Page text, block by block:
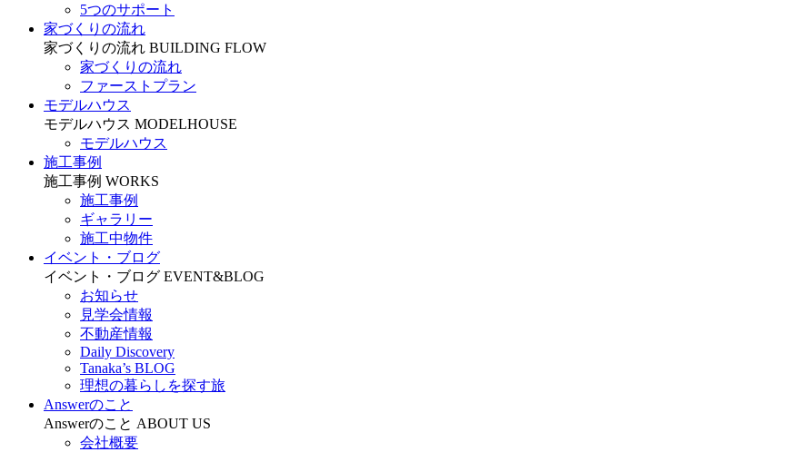
5つのサポート
家づくりの流れ
家づくりの流れ BUILDING FLOW
家づくりの流れ
ファーストプラン
モデルハウス
モデルハウス MODELHOUSE
モデルハウス
施工事例
施工事例 WORKS
施工事例
ギャラリー
施工中物件
イベント・ブログ
イベント・ブログ EVENT&BLOG
お知らせ
見学会情報
不動産情報
Daily Discovery
Tanaka’s BLOG
理想の暮らしを探す旅
Answerのこと
Answerのこと ABOUT US
会社概要